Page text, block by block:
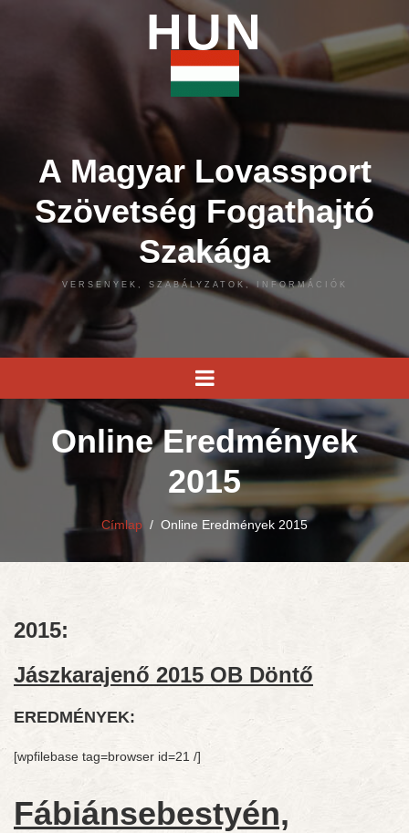
HUN
A Magyar Lovassport
Szövetség Fogathajtó
Szakága
VERSENYEK, SZABÁLYZATOK, INFORMÁCIÓK
Online Eredmények
2015
Címlap / Online Eredmények 2015
2015:
Jászkarajenő 2015 OB Döntő
EREDMÉNYEK:
[wpfilebase tag=browser id=21 /]
Fábiánsebestyén,